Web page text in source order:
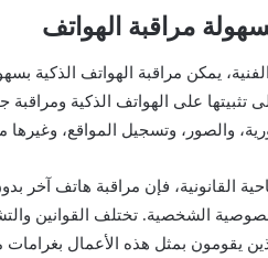
مراقبة الهواتف
يمكن مراقبة الهواتف الذكية
على الهواتف الذكية ومراقبة
والصور، وتسجيل المواقع، وغيرها
القانونية، فإن مراقبة هاتف آخر
الشخصية. تختلف القوانين
يقومون بمثل هذه الأعمال